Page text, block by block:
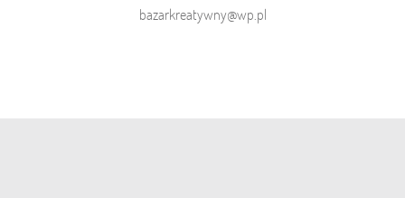
bazarkreatywny@wp.pl